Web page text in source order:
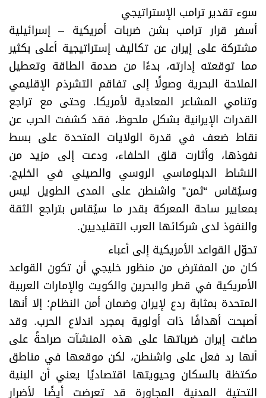
سوء تقدير ترامب الإستراتيجي
أسفر قرار ترامب بشن ضربات أمريكية – إسرائيلية
مشتركة على إيران عن تكاليف إستراتيجية أعلى بكثير
مما توقعته إدارته، بدءًا من صدمة الطاقة وتعطيل
الملاحة البحرية وصولًا إلى تفاقم التشرذم الإقليمي
وتنامي المشاعر المعادية لأمريكا. وحتى مع تراجع
القدرات الإيرانية بشكل ملحوظ، فقد كشفت الحرب عن
نقاط ضعف في قدرة الولايات المتحدة على بسط
نفوذها، وأثارت قلق الحلفاء، ودعت إلى مزيد من
النشاط الدبلوماسي الروسي والصيني في الخليج.
وسيُقاس “ثمن” واشنطن على المدى الطويل ليس
بمعايير ساحة المعركة بقدر ما سيُقاس بتراجع الثقة
والنفوذ لدى شركائها العرب التقليديين.
تحوّل القواعد الأمريكية إلى أعباء
كان من المفترض من منظور خليجي أن تكون القواعد
الأمريكية في قطر والبحرين والكويت والإمارات العربية
المتحدة بمثابة ردع لإيران وضمان أمن النظام؛ إلا أنها
أصبحت أهدافًا ذات أولوية بمجرد اندلاع الحرب. وقد
صاغت إيران ضرباتها على هذه المنشآت صراحةً على
أنها رد فعل على واشنطن، لكن موقعها في مناطق
مكتظة بالسكان وحيويتها اقتصاديًا يعني أن البنية
التحتية المدنية المجاورة قد تعرضت أيضًا لأضرار